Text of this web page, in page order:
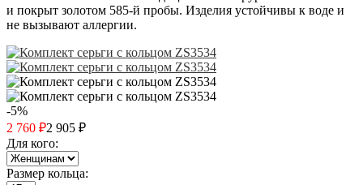
и покрыт золотом 585-й пробы. Изделия устойчивы к воде и
не вызывают аллергии.
-5%
2 760 ₽2 905 ₽
Для кого:
Размер кольца: